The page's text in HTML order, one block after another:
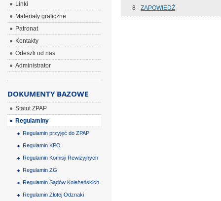
8 ZAPOWIEDŹ
Linki
Materiały graficzne
Patronat
Kontakty
Odeszli od nas
Administrator
DOKUMENTY BAZOWE
Statut ZPAP
Regulaminy
Regulamin przyjęć do ZPAP
Regulamin KPO
Regulamin Komisji Rewizyjnych
Regulamin ZG
Regulamin Sądów Koleżeńskich
Regulamin Złotej Odznaki